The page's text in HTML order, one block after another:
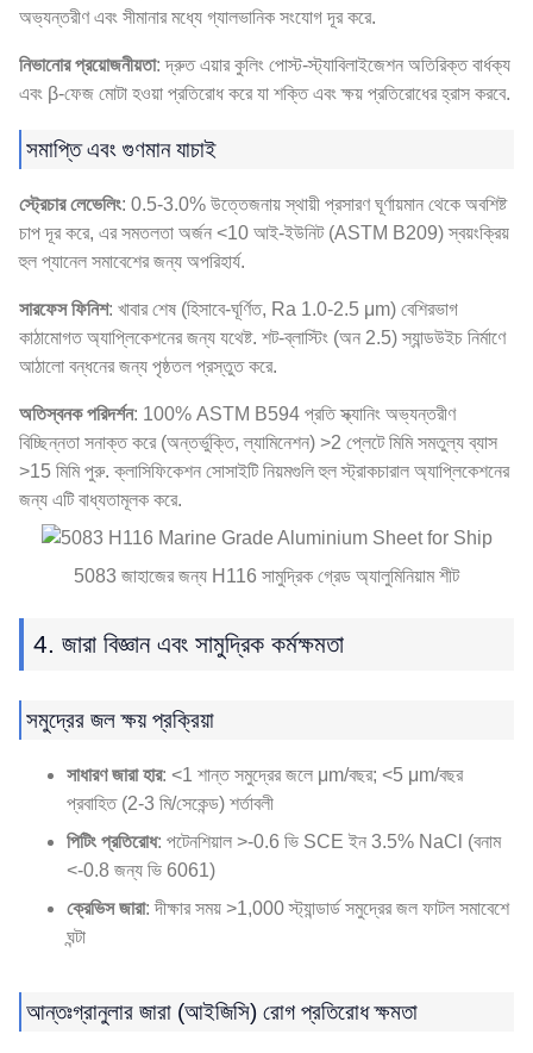
অভ্যন্তরীণ এবং সীমানার মধ্যে গ্যালভানিক সংযোগ দূর করে.
নিভানোর প্রয়োজনীয়তা: দ্রুত এয়ার কুলিং পোস্ট-স্ট্যাবিলাইজেশন অতিরিক্ত বার্ধক্য
এবং β-ফেজ মোটা হওয়া প্রতিরোধ করে যা শক্তি এবং ক্ষয় প্রতিরোধের হ্রাস করবে.
সমাপ্তি এবং গুণমান যাচাই
স্ট্রেচার লেভেলিং: 0.5-3.0% উত্তেজনায় স্থায়ী প্রসারণ ঘূর্ণায়মান থেকে অবশিষ্ট
চাপ দূর করে, এর সমতলতা অর্জন <10 আই-ইউনিট (ASTM B209) স্বয়ংক্রিয়
হুল প্যানেল সমাবেশের জন্য অপরিহার্য.
সারফেস ফিনিশ: খাবার শেষ (হিসাবে-ঘূর্ণিত, Ra 1.0-2.5 μm) বেশিরভাগ
কাঠামোগত অ্যাপ্লিকেশনের জন্য যথেষ্ট. শট-ব্লাস্টিং (অন 2.5) স্যান্ডউইচ নির্মাণে
আঠালো বন্ধনের জন্য পৃষ্ঠতল প্রস্তুত করে.
অতিস্বনক পরিদর্শন: 100% ASTM B594 প্রতি স্ক্যানিং অভ্যন্তরীণ
বিচ্ছিন্নতা সনাক্ত করে (অন্তর্ভুক্তি, ল্যামিনেশন) >2 প্লেটে মিমি সমতুল্য ব্যাস
>15 মিমি পুরু. ক্লাসিফিকেশন সোসাইটি নিয়মগুলি হুল স্ট্রাকচারাল অ্যাপ্লিকেশনের
জন্য এটি বাধ্যতামূলক করে.
5083 জাহাজের জন্য H116 সামুদ্রিক গ্রেড অ্যালুমিনিয়াম শীট
4. জারা বিজ্ঞান এবং সামুদ্রিক কর্মক্ষমতা
সমুদ্রের জল ক্ষয় প্রক্রিয়া
সাধারণ জারা হার: <1 শান্ত সমুদ্রের জলে μm/বছর; <5 μm/বছর
প্রবাহিত (2-3 মি/সেকেন্ড) শর্তাবলী
পিটিং প্রতিরোধ: পটেনশিয়াল >-0.6 ভি SCE ইন 3.5% NaCl (বনাম
<-0.8 জন্য ভি 6061)
ক্রেভিস জারা: দীক্ষার সময় >1,000 স্ট্যান্ডার্ড সমুদ্রের জল ফাটল সমাবেশে
ঘন্টা
আন্তঃগ্রানুলার জারা (আইজিসি) রোগ প্রতিরোধ ক্ষমতা